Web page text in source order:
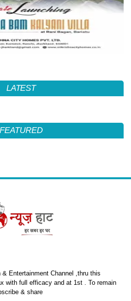
LATEST
FEATURED
Entertainment Channel ,thru this
with full efficacy and at 1st . To remain
& share